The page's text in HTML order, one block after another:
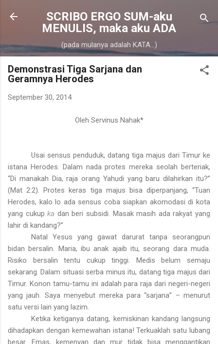
Skip to main content
SCRIBO ERGO SUM-aku
MENULIS, maka aku ADA
(pada mulanya adalah KATA...)
Demonstrasi Tiga Sarjana dan
Geramnya Herodes
September 30, 2014
Oleh Servinus Nahak*
Usai sensus penduduk, datang tiga majus dari Timur ke
istana Herodes. Dalam nada protes mereka seolah berteriak,
“Di manakah Dia, raja orang Yahudi yang baru dilahirkan itu?”
(Mat 2:2). Protes keras tiga majus bisa diperpanjang, “Tuan
Herodes, kalo lo ada sensus coba siapkan akomodasi di kota
yang cukupka dan beri subsidi. Masak masih ada rakyat yang
lahir di kandang?”
Natal Yesus yang gawat darurat tanpa seorangpun
bidan bersalin. Maria, ibu anak ajaib itu, seorang dara muda.
Risiko bersalin tentu cukup tinggi. Medis belum semaju
sekarang. Dalam situasi serba minus itu, datang tiga majus dari
Timur. Konon tamu-tamu ini adalah para raja dari negeri-negeri
yang jauh. Saya menyebut mereka para “sarjana” – menurut
satu versi lain yang lazim.
Ketika ketiganya datang, kemiskinan kandang langsung
dihadapkan dengan kemewahan istana! Terkuaklah satu lubang
besar. Emas, kemenyan dan mur tidak bisa menggantikan